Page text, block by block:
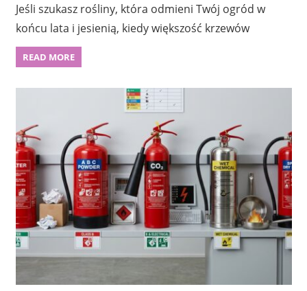
Jeśli szukasz rośliny, która odmieni Twój ogród w
końcu lata i jesienią, kiedy większość krzewów
READ MORE